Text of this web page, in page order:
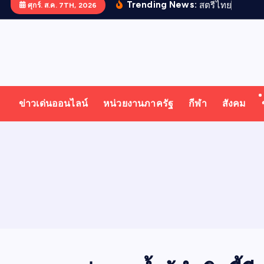
ศุกร์. ส.ค. 7TH, 2026 Trending News: สตรไทย
H
ข่าวเด่นออนไลน์ หน่วยงานภาครัฐ กีฬา สังคม